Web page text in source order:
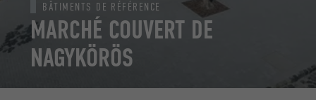
MARCHÉ COUVERT DE
NAGYKÖRÖS
BÂTIMENTS DE RÉFÉRENCE